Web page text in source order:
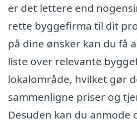
er det lettere end
rette byggefirma til dit
på dine ønsker kan du få
liste over relevante
lokalområde, hvilket gør
sammenligne priser og
Desuden kan du anmode